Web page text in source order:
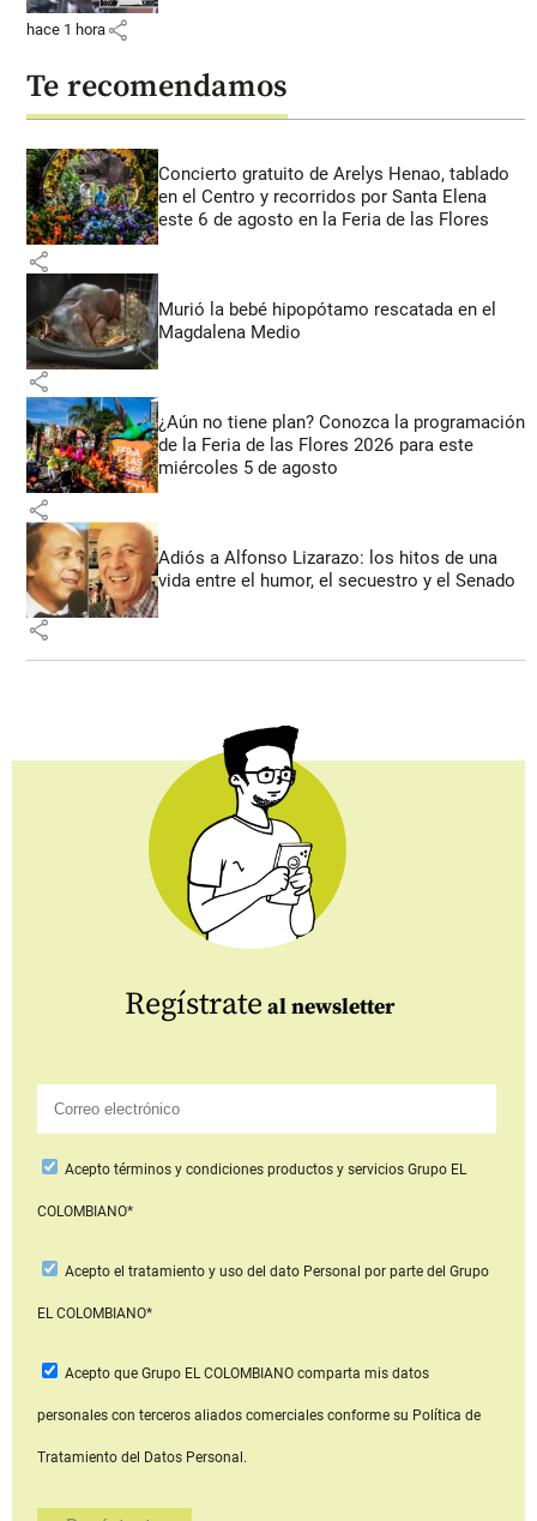
hace 1 hora share
Te recomendamos
Concierto gratuito de Arelys Henao, tablado
en el Centro y recorridos por Santa Elena
este 6 de agosto en la Feria de las Flores
share
Murió la bebé hipopótamo rescatada en el
Magdalena Medio
share
¿Aún no tiene plan? Conozca la programación
de la Feria de las Flores 2026 para este
miércoles 5 de agosto
share
Adiós a Alfonso Lizarazo: los hitos de una
vida entre el humor, el secuestro y el Senado
share
Regístrate al newsletter
Aceptotérminos y condiciones productos y serviciosGrupo EL
COLOMBIANO*
Acepto el tratamiento y uso del dato Personal por parte del Grupo
EL COLOMBIANO*
Acepto que Grupo EL COLOMBIANOcomparta mis datos
personales con terceros aliados comerciales conforme su Política de
Tratamiento del Datos Personal.